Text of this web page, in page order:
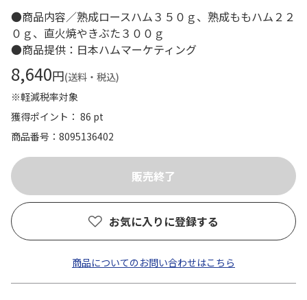
●商品内容／熟成ロースハム３５０ｇ、熟成ももハム２２
０ｇ、直火焼やきぶた３００ｇ
●商品提供：日本ハムマーケティング
8,640円(送料・税込)
※軽減税率対象
獲得ポイント： 86 pt
商品番号
8095136402
お気に入りに登録する
商品についてのお問い合わせはこちら